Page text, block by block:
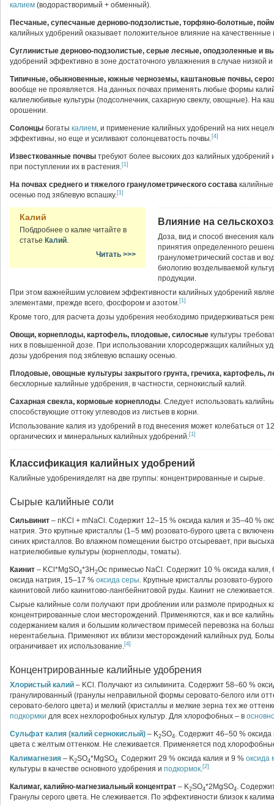
калием (водорастворимый + обменный).
Песчаные, супесчаные дерново-подзолистые, торфяно-болотные,
калийных удобрений оказывает положительное влияние на
Суглинистые дерново-подзолистые, серые лесные, оподзоленные и
удобрений эффективно в зоне достаточного увлажнения в случае низкой
Типичные, обыкновенные, южные черноземы, каштановые почвы,
вообще не проявляется. На данных почвах применять любые формы
калиелюбивые культуры (подсолнечник, сахарную свеклу, овощные). На
орошении.
Солонцы богаты калием, и применение калийных удобрений на них
эффективны, но еще и усиливают солонцеватость почвы.[4]
Известкованные почвы требуют более высоких доз калийных
при поступлении их в растения.[1]
На почвах среднего и тяжелого гранулометрического состава
осенью под зяблевую вспашку.[1]
Калий
Побдробнее о калие читайте в
статье Калий.
Читать >>>
Влияние на
Доза, вид и способ внесения
принятия определенного
гранулометрический состав и
биологию возделываемой
продукции.
При этом важнейшим условием эффективности калийных удобрений
элементами, прежде всего, фосфором и азотом.[1]
Кроме того, для расчета дозы удобрения необходимо придерживаться
Овощи, корнеплоды, картофель, плодовые, силосные культуры
них в повышенной дозе. При использовании хлорсодержащих калийных
дозы удобрения под зяблевую вспашку осенью.
Плодовые, овощные культуры закрытого грунта, гречиха, картофель,
бесхлорные калийные удобрения, в частности, сернокислый калий.
Сахарная свекла, кормовые корнеплоды. Следует использовать
способствующие оттоку углеводов из листьев в корни.
Использование калия из удобрений в год внесения может колебаться от
органических и минеральных калийных удобрений.[1]
Классификация калийных удобрений
Калийные удобренияделят на две группы: концентрированные и сырые.
Сырые калийные соли
Сильвинит – nKCl + mNaCl. Содержит 12–15 % оксида калия и 35–40 %
натрия. Это крупные кристаллы (1–5 мм) розовато-бурого цвета с
синих кристаллов. Во влажном помещении быстро отсыревает, при
натриелюбивые культуры (корнеплоды, томаты).
Каинит – KCl*MgSO4*3H 2Oс примесью NaCl. Содержит 10 % оксида калия,
оксида натрия, 15–17 % оксида серы. Крупные кристаллы розовато-
каинитовой либо каинитово-лангбейнитовой руды. Каинит не слеживается.
Сырые калийные соли получают при дроблении или размоле природных
концентрированные слои месторождений. Применяются, как и все
содержанием калия и большим количеством примесей перевозка на
нерентабельна. Применяют их вблизи месторождений калийных руд.
ограничивает их использование.[4]
Концентрированные калийные удобрения
Хлористый калий – KCl. Получают из сильвинита. Содержит 58–60 %
гранулированный (гранулы неправильной формы серовато-белого или
серовато-белого цвета) и мелкий (кристаллы и мелкие зерна тех же
подкормки для всех нехлорофобных культур. Для хлорофобных – в
Сульфат калия (калий сернокислый) – K2SO4. Содержит 46–50 % оксида
цвета с желтым оттенком. Не слеживается. Применяется под
Калимагнезия – K2SO4*MgSO4. Содержит 29 % оксида калия и 9 % оксида
культуры в качестве основного удобрения и подкормок.[2]
Калимаг, калийно-магнезиальный концентрат – K2SO4*2MgSO4.
Гранулы серого цвета. Не слеживается. По эффективности близок к